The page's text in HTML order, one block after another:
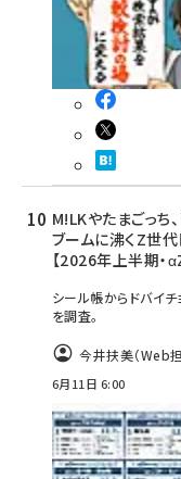
M!LKやたまごっち
ブームに沸くZ世代
【2026年上半期・
シール帳からドバイチ
を調査。
今井扶美（Web
6月11日 6:00